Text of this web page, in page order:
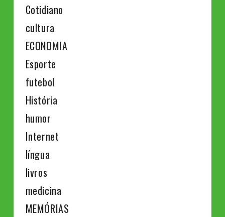
Cotidiano
cultura
ECONOMIA
Esporte
futebol
História
humor
Internet
língua
livros
medicina
MEMÓRIAS